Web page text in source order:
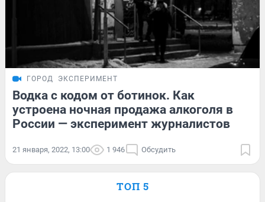
ГОРОД ЭКСПЕРИМЕНТ
Водка с кодом от ботинок. Как
устроена ночная продажа алкоголя в
России — эксперимент журналистов
21 января, 2022, 13:00 1 946 Обсудить
ТОП 5